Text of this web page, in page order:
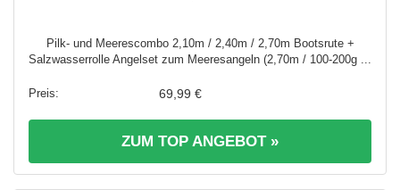
Pilk- und Meerescombo 2,10m / 2,40m / 2,70m Bootsrute +
Salzwasserrolle Angelset zum Meeresangeln (2,70m / 100-200g ...
69,99 €
ZUM TOP ANGEBOT »